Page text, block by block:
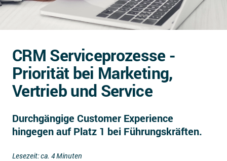
CRM News
Was ist CRM?
Offene Stellen bei CRM-Lieferanten
Über uns
DSGVO/GDPR
Impressum
Kontakt
CRM Serviceprozesse -
Priorität bei Marketing,
Vertrieb und Service
Durchgängige Customer Experience
hingegen auf Platz 1 bei Führungskräften.
Lesezeit: ca. 4 Minuten